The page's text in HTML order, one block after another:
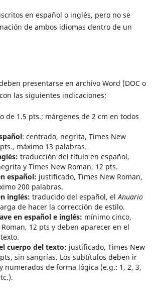
en español o inglés, pero no se
de ambos idiomas dentro de un
presentarse en archivo Word (DOC o
las siguientes indicaciones:
de 1.5 pts.; márgenes de 2 cm en todos
: centrado, negrita, Times New
máximo 13 palabras.
traducción del título en español,
y Times New Roman, 12 pts.
español: justificado, Times New Roman,
200 palabras.
inglés: traducido del español, elAnuario
de hacer la corrección de estilo.
en español e inglés: mínimo cinco,
12 pts y deben aparecer en el
cuerpo del texto: justificado, Times New
sin sangrías. Los subtítulos deben ir
numerados de forma lógica (e.g.: 1, 2, 3,